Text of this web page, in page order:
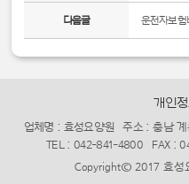
다음글 운전자보험
개인
업체명 : 효성요양원
주소 : 충남 계
TEL : 042-841-4800
FAX :
Copyright© 2017 효성